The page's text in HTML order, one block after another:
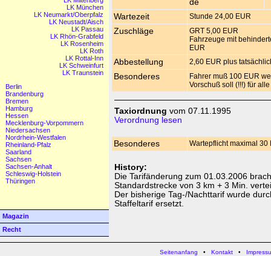
LK München
LK Neumarkt/Oberpfalz
LK Neustadt/Aisch
LK Passau
LK Rhön-Grabfeld
LK Rosenheim
LK Roth
LK Rottal-Inn
LK Schweinfurt
LK Traunstein
Berlin
Brandenburg
Bremen
Hamburg
Hessen
Mecklenburg-Vorpommern
Niedersachsen
Nordrhein-Westfalen
Rheinland-Pfalz
Saarland
Sachsen
Sachsen-Anhalt
Schleswig-Holstein
Thüringen
Magazin
Recht
de
Wartezeit Stunde 24,00 EUR
Zuschläge
GRT 5,00 EUR
Fahrzeuge mit
EUR
Abbestellung 2,60 EUR plus
Besonderes
Fahrer muß 100 EUR
Vorschuß soll (!!!) für
Taxiordnung vom 07.11.1995
Verordnung lesen
Besonderes Wartepflicht maximal 30
History:
Die Tarifänderung zum 01.03.2006
Standardstrecke von 3 km + 3 Min.
Der bisherige Tag-/Nachttarif wurde
Staffeltarif ersetzt.
Seitenanfang • Kontakt•